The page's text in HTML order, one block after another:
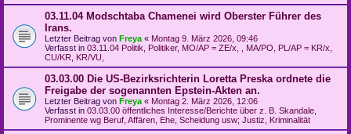
03.11.04 Modschtaba Chamenei wird Oberster Führer des
Irans.
Letzter Beitrag von Freya « Montag 9. März 2026, 09:46
Verfasst in 03.11.04 Politik, Politiker, MO/AP = ZE/x, , MA/PO, PL/AP = KR/x,
CU/KR, KR/VU,
03.03.00 Die US-Bezirksrichterin Loretta Preska ordnete die
Freigabe der sogenannten Epstein-Akten an.
Letzter Beitrag von Freya « Montag 2. März 2026, 12:06
Verfasst in 03.03.00 öffentliches Interesse/Berichte über z. B. Skandale,
Prominente wg Beruf, Affären, Ehe, Scheidung usw; Justiz, Kriminalität